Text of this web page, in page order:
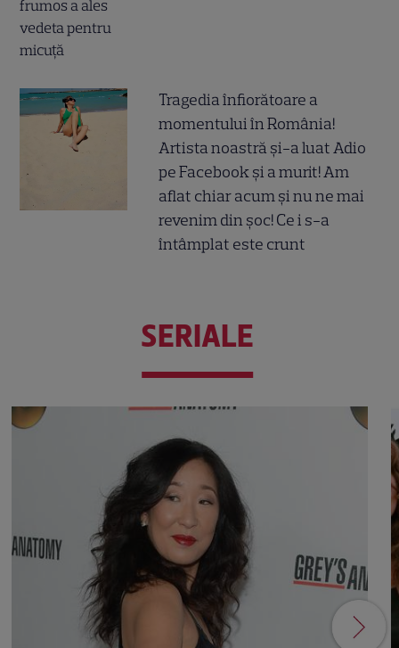
Tragedia înfiorătoare a
momentului în România!
Artista noastră și-a luat Adio
pe Facebook și a murit! Am
aflat chiar acum și nu ne mai
revenim din șoc! Ce i s-a
întâmplat este crunt
SERIALE